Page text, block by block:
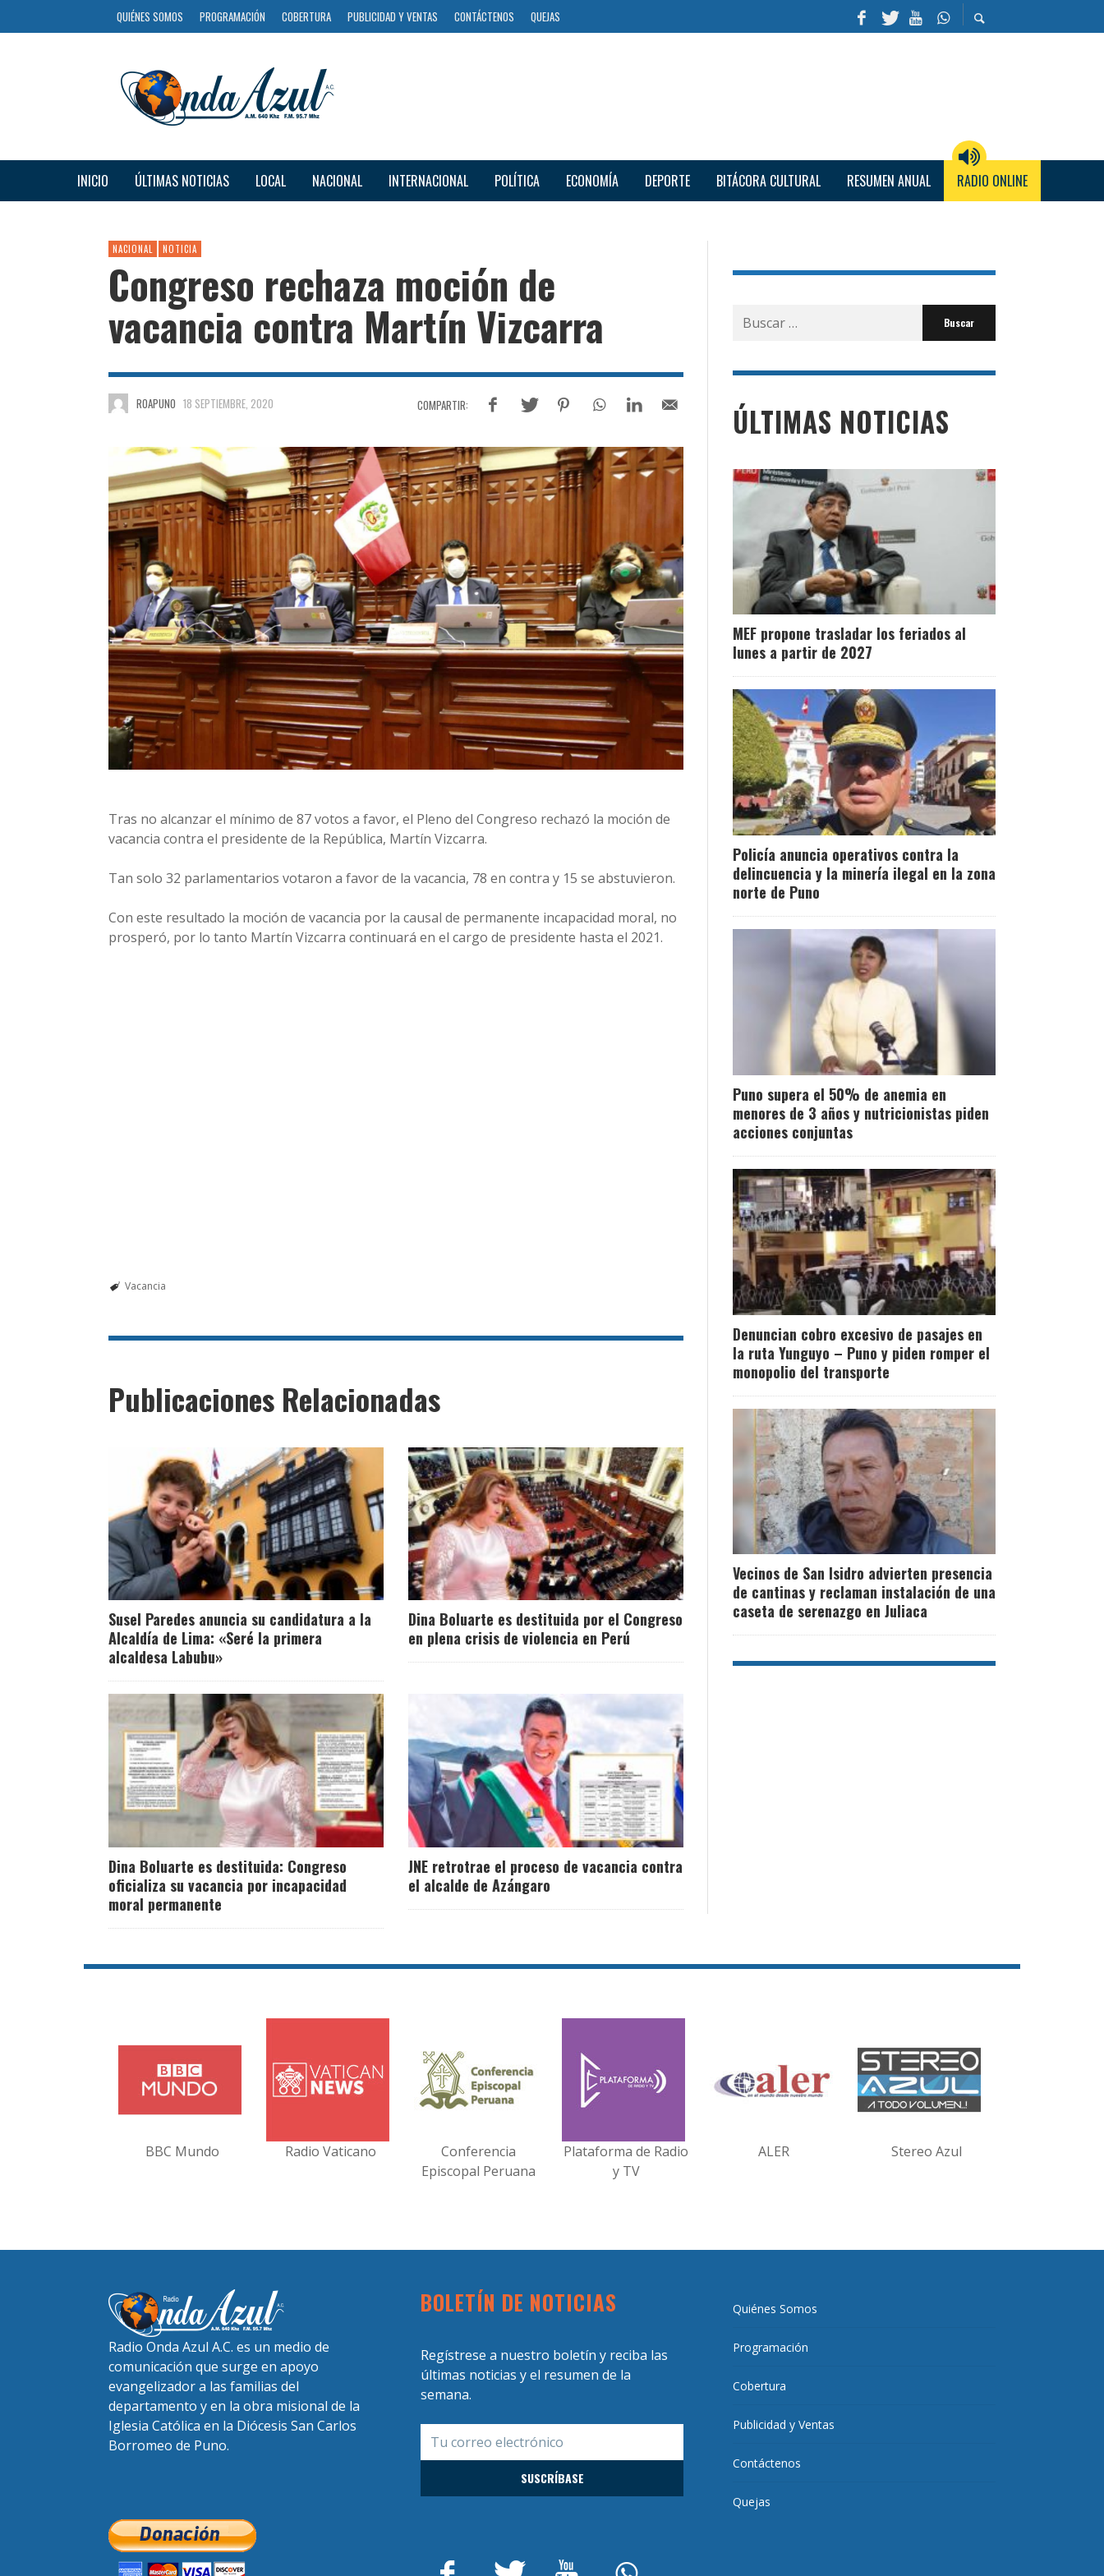
QUIÉNES SOMOS PROGRAMACIÓN COBERTURA PUBLICIDAD Y VENTAS CONTÁCTENOS QUEJAS
INICIO ÚLTIMAS NOTICIAS LOCAL NACIONAL INTERNACIONAL POLÍTICA ECONOMÍA DEPORTE BITÁCORA CULTURAL RESUMEN ANUAL RADIO ONLINE
NACIONAL NOTICIA
Congreso rechaza moción de
vacancia contra Martín Vizcarra
ROAPUNO 18 SEPTIEMBRE, 2020
Tras no alcanzar el mínimo de 87 votos a favor, el Pleno del Congreso rechazó la moción de
vacancia contra el presidente de la República, Martín Vizcarra.
Tan solo 32 parlamentarios votaron a favor de la vacancia, 78 en contra y 15 se abstuvieron.
Con este resultado la moción de vacancia por la causal de permanente incapacidad moral, no
prosperó, por lo tanto Martín Vizcarra continuará en el cargo de presidente hasta el 2021.
Vacancia
Publicaciones Relacionadas
Susel Paredes anuncia su candidatura a la
Alcaldía de Lima: «Seré la primera
alcaldesa Labubu»
Dina Boluarte es destituida por el Congreso
en plena crisis de violencia en Perú
Dina Boluarte es destituida: Congreso
oficializa su vacancia por incapacidad
moral permanente
JNE retrotrae el proceso de vacancia contra
el alcalde de Azángaro
Buscar
por:
ÚLTIMAS NOTICIAS
MEF propone trasladar los feriados al
lunes a partir de 2027
Policía anuncia operativos contra la
delincuencia y la minería ilegal en la zona
norte de Puno
Puno supera el 50% de anemia en
menores de 3 años y nutricionistas piden
acciones conjuntas
Denuncian cobro excesivo de pasajes en
la ruta Yunguyo – Puno y piden romper el
monopolio del transporte
Vecinos de San Isidro advierten presencia
de cantinas y reclaman instalación de una
caseta de serenazgo en Juliaca
BBC Mundo Radio Vaticano
Conferencia
Episcopal Peruana
Plataforma de Radio
y TV
ALER Stereo Azul
Radio Onda Azul A.C. es un medio de
comunicación que surge en apoyo
evangelizador a las familias del
departamento y en la obra misional de la
Iglesia Católica en la Diócesis San Carlos
Borromeo de Puno.
BOLETÍN DE NOTICIAS
Regístrese a nuestro boletín y reciba las
últimas noticias y el resumen de la
semana.
Quiénes Somos
Programación
Cobertura
Publicidad y Ventas
Contáctenos
Quejas